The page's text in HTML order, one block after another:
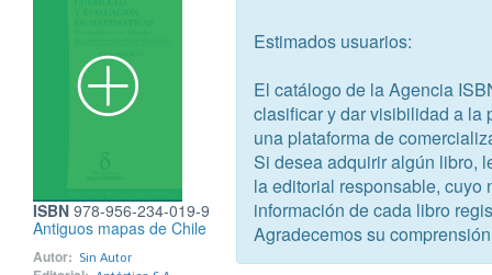
ISBN 978-956-234-019-9
Antiguos mapas de Chile
Autor: Sin Autor
Estimados usuarios:
El catálogo de la Agencia
clasificar y dar visibilidad a la
una plataforma de
Si desea adquirir algún libro,
la editorial responsable, cuyo
información de cada libro
Agradecemos su